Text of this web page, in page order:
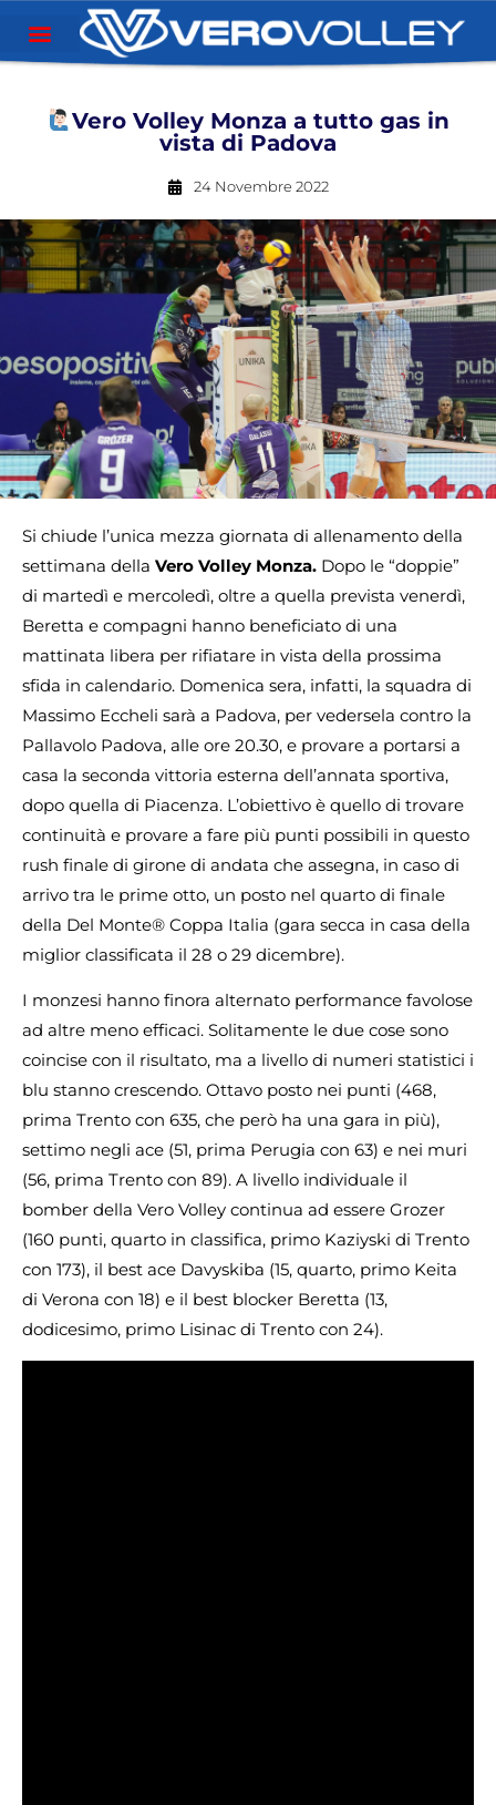
Vero Volley Monza a tutto gas in
vista di Padova
24 Novembre 2022
Si chiude l’unica mezza giornata di allenamento della
settimana della Vero Volley Monza. Dopo le “doppie”
di martedì e mercoledì, oltre a quella prevista venerdì,
Beretta e compagni hanno beneficiato di una
mattinata libera per rifiatare in vista della prossima
sfida in calendario. Domenica sera, infatti, la squadra di
Massimo Eccheli sarà a Padova, per vedersela contro la
Pallavolo Padova, alle ore 20.30, e provare a portarsi a
casa la seconda vittoria esterna dell’annata sportiva,
dopo quella di Piacenza. L’obiettivo è quello di trovare
continuità e provare a fare più punti possibili in questo
rush finale di girone di andata che assegna, in caso di
arrivo tra le prime otto, un posto nel quarto di finale
della Del Monte® Coppa Italia (gara secca in casa della
miglior classificata il 28 o 29 dicembre).
I monzesi hanno finora alternato performance favolose
ad altre meno efficaci. Solitamente le due cose sono
coincise con il risultato, ma a livello di numeri statistici i
blu stanno crescendo. Ottavo posto nei punti (468,
prima Trento con 635, che però ha una gara in più),
settimo negli ace (51, prima Perugia con 63) e nei muri
(56, prima Trento con 89). A livello individuale il
bomber della Vero Volley continua ad essere Grozer
(160 punti, quarto in classifica, primo Kaziyski di Trento
con 173), il best ace Davyskiba (15, quarto, primo Keita
di Verona con 18) e il best blocker Beretta (13,
dodicesimo, primo Lisinac di Trento con 24).